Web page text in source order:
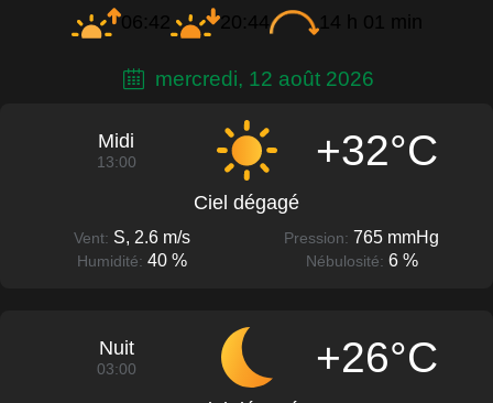
06:42 20:44 14 h 01 min
mercredi, 12 août 2026
Midi
13:00 +32°C
Ciel dégagé
Vent: S, 2.6 m/s Pression: 765 mmHg
Humidité: 40 % Nébulosité: 6 %
Nuit
03:00 +26°C